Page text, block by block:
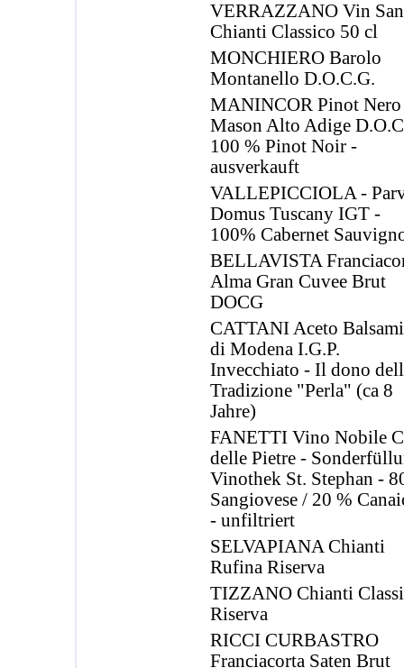
VERRAZZANO Vin
Chianti Classico 50 cl
MONCHIERO Barolo
Montanello D.O.C.G.
MANINCOR Pinot Nero
Mason Alto Adige
100 % Pinot Noir -
ausverkauft
VALLEPICCIOLA -
Domus Tuscany IGT -
100% Cabernet
BELLAVISTA
Alma Gran Cuvee Brut
DOCG
CATTANI Aceto
di Modena I.G.P.
Invecchiato - Il dono
Tradizione "Perla" (ca 8
Jahre)
FANETTI Vino Nobile
delle Pietre -
Vinothek St. Stephan -
Sangiovese / 20 %
- unfiltriert
SELVAPIANA Chianti
Rufina Riserva
TIZZANO Chianti
Riserva
RICCI CURBASTRO
Franciacorta Saten Brut